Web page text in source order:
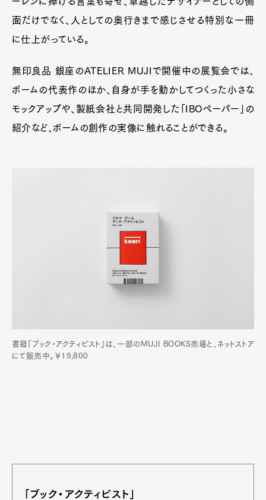
面だけでなく、人としての奥行きまで感じさせる特別な一冊
に仕上がっている。
無印良品 銀座のATELIER MUJIで開催中の展覧会では、
ボームの代表作のほか、自身が手を動かしてつくった小さな
モックアップや、製紙会社と共同開発した「IBOペーパー」の
紹介など、ボームの創作の実像に触れることができる。
書籍『ブック・アクティビスト』は、一部のMUJI BOOKS売場と、ネットストア
にて販売中。￥19,800
「ブック・アクティビスト」